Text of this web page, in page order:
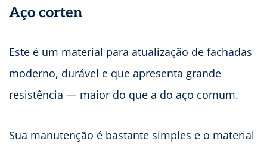
Aço corten
Este é um material para atualização de fachadas
moderno, durável e que apresenta grande
resistência — maior do que a do aço comum.
Sua manutenção é bastante simples e o material